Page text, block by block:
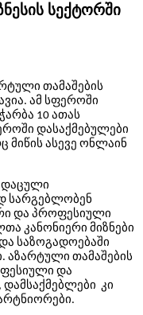
სექტორში
თამაშების
ამ სფეროში
10 ათას
დასაქმებულები
მიწის ასევე ონლაინ
დაცული
სარგებლობენ
და პროფესიული
კანონიერი მიზნები
საზოგადოებაში
აზარტული თამაშების
და
კი